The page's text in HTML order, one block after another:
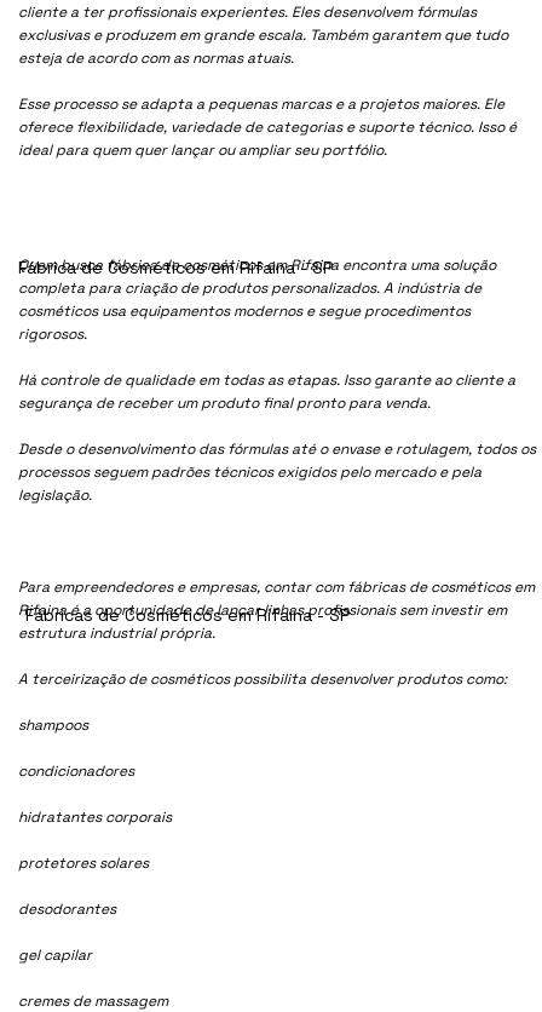
cliente a ter profissionais experientes. Eles desenvolvem fórmulas
exclusivas e produzem em grande escala. Também garantem que tudo
esteja de acordo com as normas atuais.
Esse processo se adapta a pequenas marcas e a projetos maiores. Ele
oferece flexibilidade, variedade de categorias e suporte técnico. Isso é
ideal para quem quer lançar ou ampliar seu portfólio.
Quem busca fábrica de cosméticos em Rifaina encontra uma solução
completa para criação de produtos personalizados. A indústria de
cosméticos usa equipamentos modernos e segue procedimentos
rigorosos.
Há controle de qualidade em todas as etapas. Isso garante ao cliente a
segurança de receber um produto final pronto para venda.
Desde o desenvolvimento das fórmulas até o envase e rotulagem, todos os
processos seguem padrões técnicos exigidos pelo mercado e pela
legislação.
Para empreendedores e empresas, contar com fábricas de cosméticos em
Rifaina é a oportunidade de lançar linhas profissionais sem investir em
estrutura industrial própria.
A terceirização de cosméticos possibilita desenvolver produtos como:
shampoos
condicionadores
hidratantes corporais
protetores solares
desodorantes
gel capilar
cremes de massagem
Fábrica de Cosméticos em Rifaina - SP
Fábricas de Cosméticos em Rifaina - SP